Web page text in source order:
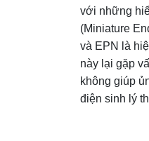
với những
(Miniature
và EPN là
này lại gặp
không giúp
điện sinh lý